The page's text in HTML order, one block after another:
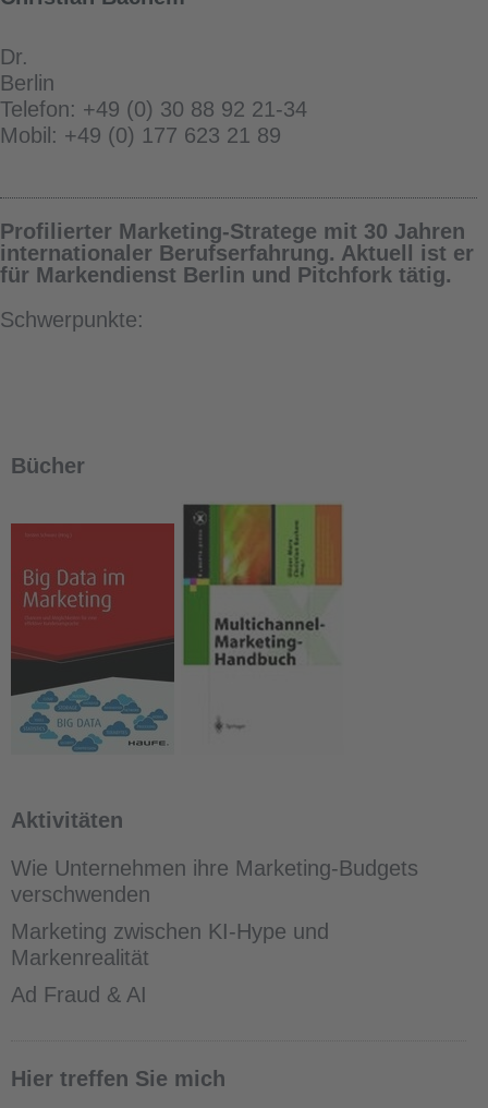
Dr.
Berlin
Telefon: +49 (0) 30 88 92 21-34
Mobil: +49 (0) 177 623 21 89
Profilierter Marketing-Stratege mit 30 Jahren
internationaler Berufserfahrung. Aktuell ist er
für Markendienst Berlin und Pitchfork tätig.
Schwerpunkte:
Bücher
Aktivitäten
Wie Unternehmen ihre Marketing-Budgets
verschwenden
Marketing zwischen KI-Hype und
Markenrealität
Ad Fraud & AI
Hier treffen Sie mich